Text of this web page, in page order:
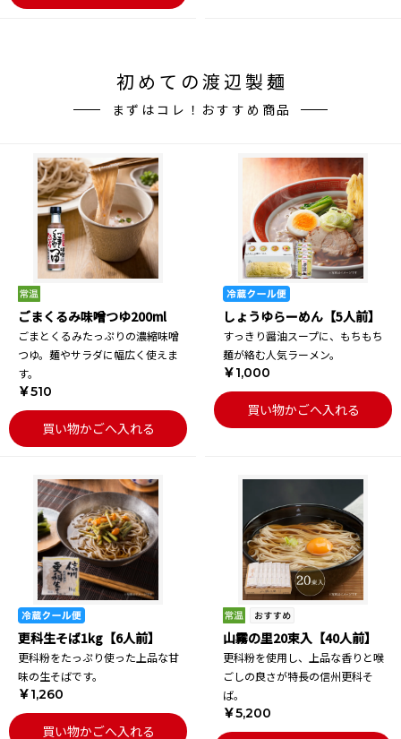
初めての渡辺製麺
まずはコレ！おすすめ商品
ごまくるみ味噌つゆ200ml
ごまとくるみたっぷりの濃縮味噌
つゆ。麺やサラダに幅広く使えま
す。
￥510
買い物かごへ入れる
しょうゆらーめん【5人前】
すっきり醤油スープに、もちもち
麺が絡む人気ラーメン。
￥1,000
買い物かごへ入れる
更科生そば1kg【6人前】
更科粉をたっぷり使った上品な甘
味の生そばです。
￥1,260
買い物かごへ入れる
山霧の里20束入【40人前】
更科粉を使用し、上品な香りと喉
ごしの良さが特長の信州更科そ
ば。
￥5,200